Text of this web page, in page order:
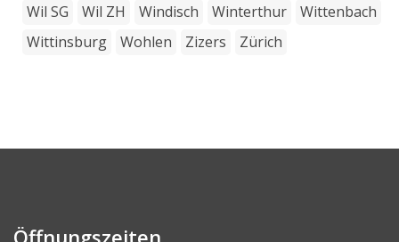
Wil SG
Wil ZH Windisch Winterthur
Wittenbach
Wittinsburg
Wohlen Zizers Zürich